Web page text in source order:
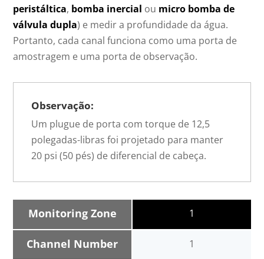
peristáltica, bomba inercial ou micro bomba de
válvula dupla) e medir a profundidade da água.
Portanto, cada canal funciona como uma porta de
amostragem e uma porta de observação.
Observação:
Um plugue de porta com torque de 12,5
polegadas-libras foi projetado para manter
20 psi (50 pés) de diferencial de cabeça.
Monitoring Zone
Channel Number
1
1